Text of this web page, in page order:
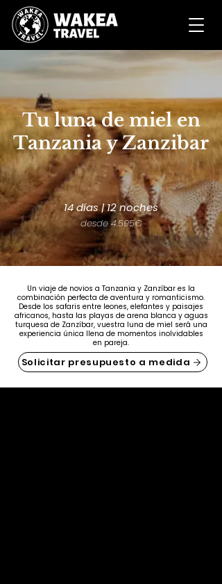
Tu luna de miel en
Tanzania y Zanzibar
14 días | 12 noches
desde 4.595€
Un viaje de novios a Tanzania y Zanzíbar es la
combinación perfecta de aventura y romanticismo.
Desde los safaris entre leones, elefantes y paisajes
africanos, hasta las playas de arena blanca y aguas
turquesa de Zanzíbar, vuestra luna de miel será una
experiencia única llena de momentos inolvidables
en pareja.
Solicitar presupuesto a medida